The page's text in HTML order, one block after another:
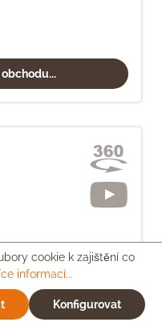
cookie k zajištění co
informací...
Konfigurovat